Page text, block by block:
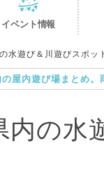
イベント情報
水遊び＆川遊びスポッ
屋内遊び場まとめ
内の水